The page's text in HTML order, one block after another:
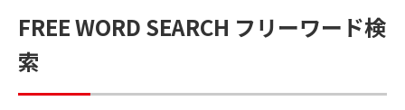
FREE WORD SEARCH フリーワード検
索